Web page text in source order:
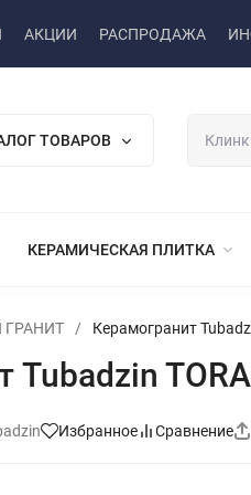
АКЦИИ РАСПРОДАЖА
ТОВАРОВ
КЕРАМИЧЕСКАЯ ПЛИТКА
ГРАНИТ / Керамогранит
Tubadzin
Избранное Сравнение